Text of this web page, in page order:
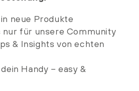
neue Produkte
nur für unsere Community
& Insights von echten
Handy – easy &